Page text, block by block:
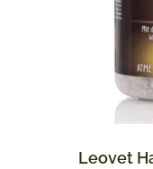
Leovet